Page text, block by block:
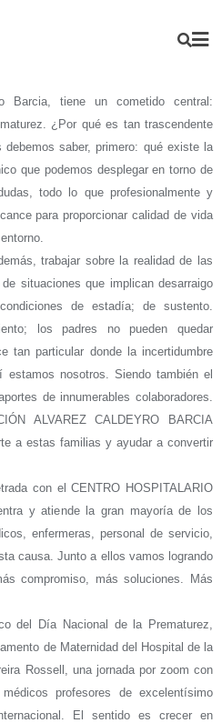
Barcia, tiene un cometido central:
¿Por qué es tan trascendente
debemos saber, primero: qué existe la
que podemos desplegar en torno de
todo lo que profesionalmente y
para proporcionar calidad de vida
trabajar sobre la realidad de las
situaciones que implican desarraigo
de estadía; de sustento.
los padres no pueden quedar
tan particular donde la incertidumbre
estamos nosotros. Siendo también el
de innumerables colaboradores.
ALVAREZ CALDEYRO BARCIA
a estas familias y ayudar a convertir
con el CENTRO HOSPITALARIO
y atiende la gran mayoría de los
enfermeras, personal de servicio,
causa. Junto a ellos vamos logrando
compromiso, más soluciones. Más
del Día Nacional de la Prematurez,
de Maternidad del Hospital de la
Rossell, una jornada por zoom con
profesores de excelentísimo
El sentido es crecer en